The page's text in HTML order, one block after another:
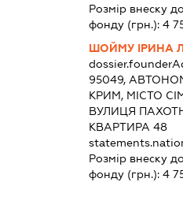
Розмір внеску
фонду (грн.): 4
ШОЙМУ ІРИНА
95049,
КРИМ, МІСТО
ВУЛИЦЯ
КВАРТИРА 48
Розмір внеску
фонду (грн.): 4